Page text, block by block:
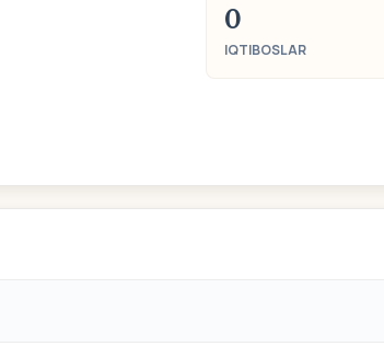
0
IQTIBOSLAR